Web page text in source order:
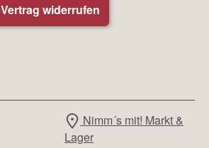
Vertrag widerrufen
Nimm´s mit! Markt &
Lager